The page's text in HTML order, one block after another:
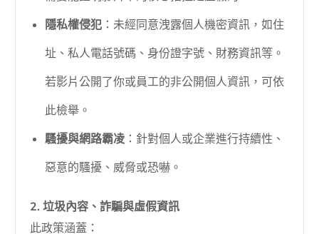
隱私權侵犯 ：未經同意洩露個人機密資訊，如住
址、私人電話號碼、身份證字號、財務資訊等。
若影片公開了你或員工的非公開個人資訊，可依
此檢舉。
騷擾與網路霸凌 ：針對個人或企業進行持續性、
惡意的騷擾、威脅或恐嚇。
2. 垃圾內容、詐騙與虛假資訊
此政策涵蓋：